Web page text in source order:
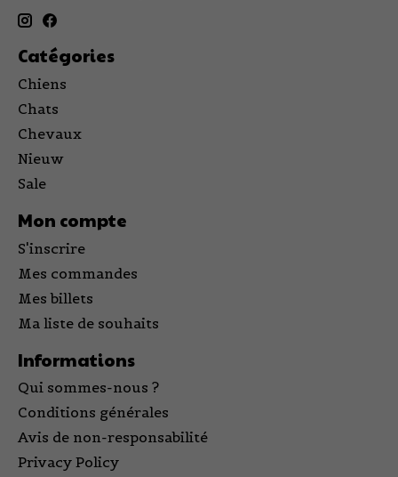
Catégories
Chiens
Chats
Chevaux
Nieuw
Sale
Mon compte
S'inscrire
Mes commandes
Mes billets
Ma liste de souhaits
Informations
Qui sommes-nous ?
Conditions générales
Avis de non-responsabilité
Privacy Policy